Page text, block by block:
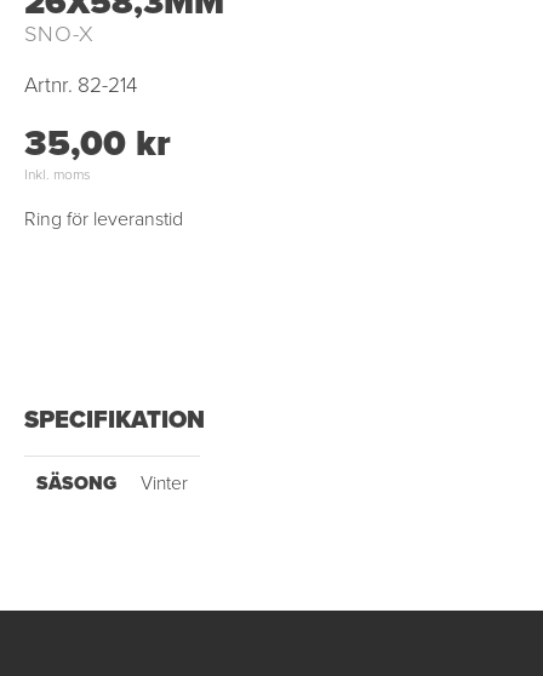
SNO-X
Artnr. 82-214
35,00 kr
Inkl. moms
Ring för leveranstid
SPECIFIKATION
SÄSONG Vinter